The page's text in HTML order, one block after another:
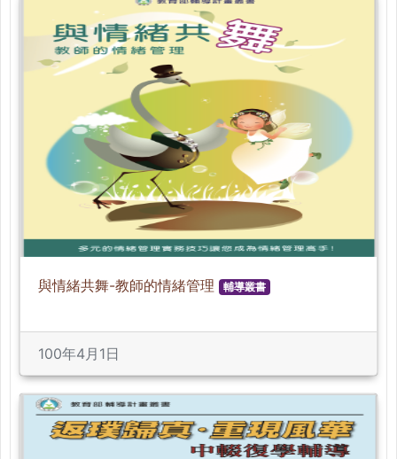
與情緒共舞-教師的情緒管理 輔導叢書
100年4月1日